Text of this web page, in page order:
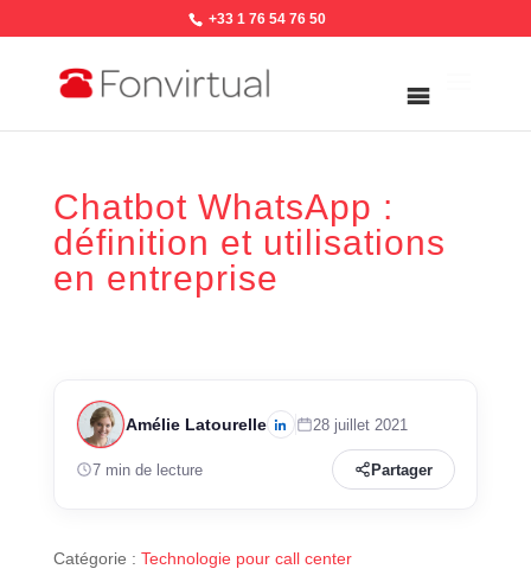
+33 1 76 54 76 50
Chatbot WhatsApp :
définition et utilisations
en entreprise
Amélie Latourelle 28 juillet 2021
7 min de lecture Partager
Catégorie : Technologie pour call center